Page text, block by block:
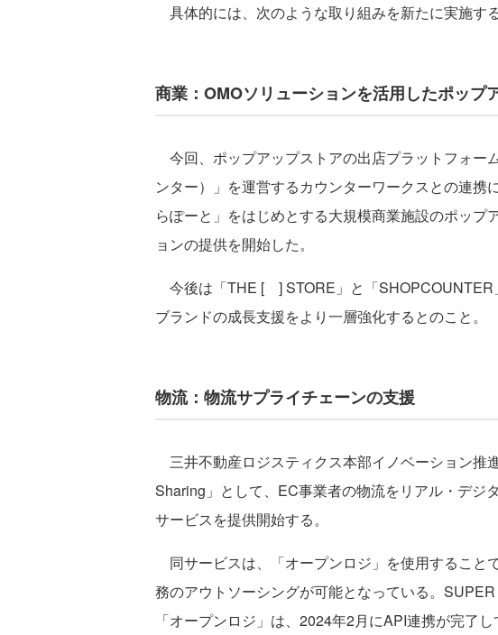
具体的には、次のような取り組みを新たに実施する
商業：OMOソリューションを活用したポップ
今回、ポップアップストアの出店プラットフォー
ンター）」を運営するカウンターワークスとの連携
らぽーと」をはじめとする大規模商業施設のポップ
ョンの提供を開始した。
今後は「THE [ ] STORE」と「SHOPCOUNTER
ブランドの成長支援をより一層強化するとのこと。
物流：物流サプライチェーンの支援
三井不動産ロジスティクス本部イノベーション推
Sharing」として、EC事業者の物流をリアル・デジ
サービスを提供開始する。
同サービスは、「オープンロジ」を使用すること
務のアウトソーシングが可能となっている。
「オープンロジ」は、2024年2月にAPI連携が完了